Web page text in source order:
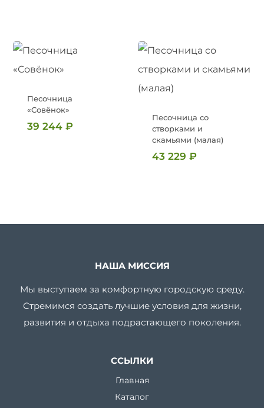
Песочница
«Совёнок»
39 244₽
Песочница со
створками и
скамьями (малая)
43 229 ₽
НАША МИССИЯ
Мы выступаем за комфортную городскую среду.
Стремимся создать лучшие условия для жизни,
развития и отдыха подрастающего поколения.
ССЫЛКИ
Главная
Каталог